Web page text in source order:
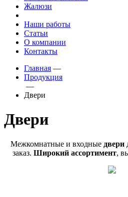
Жалюзи
Наши работы
Статьи
О компании
Контакты
Главная —
Продукция
—
Двери
Двери
Межкомнатные и входные двери
заказ. Широкий ассортимент,